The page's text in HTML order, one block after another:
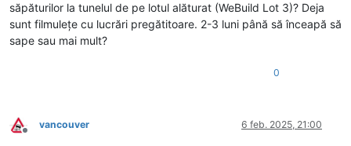
săpăturilor la tunelul de pe lotul alăturat (WeBuild Lot 3)? Deja
sunt filmulețe cu lucrări pregătitoare. 2-3 luni până să înceapă să
sape sau mai mult?
0
Deconectat
vancouver 6 feb. 2025, 21:00